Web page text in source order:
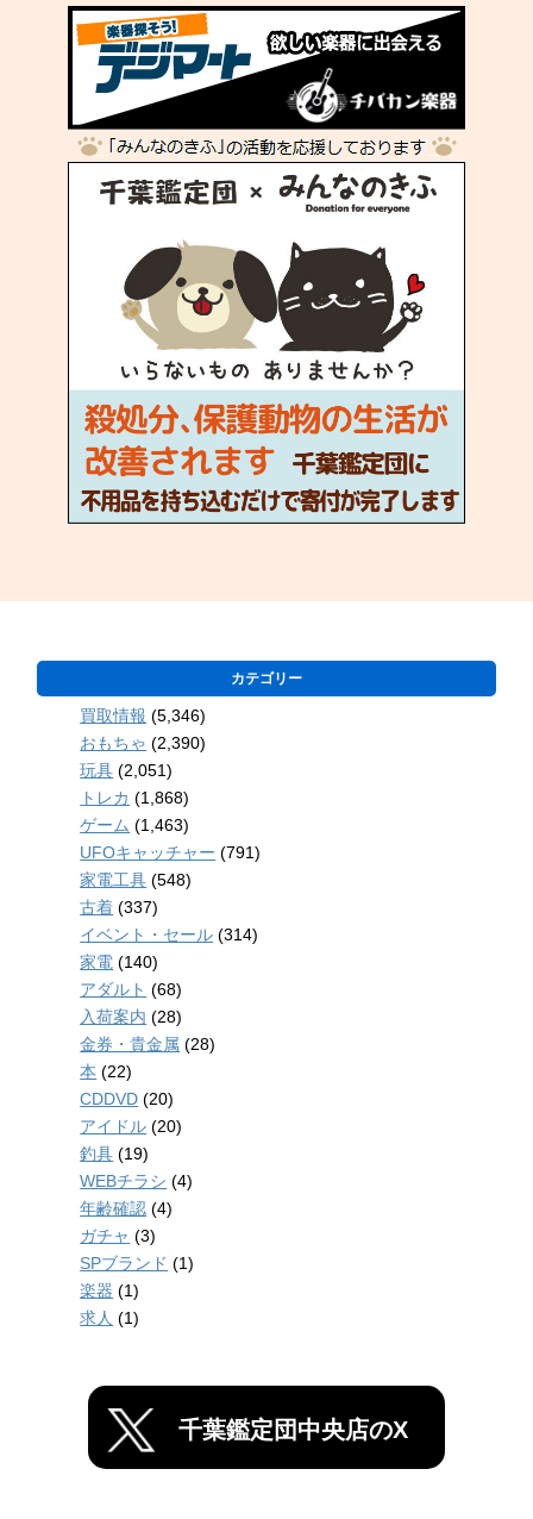
カテゴリー
買取情報 (5,346)
おもちゃ (2,390)
玩具 (2,051)
トレカ (1,868)
ゲーム (1,463)
UFOキャッチャー (791)
家電工具 (548)
古着 (337)
イベント・セール (314)
家電 (140)
アダルト (68)
入荷案内 (28)
金券・貴金属 (28)
本 (22)
CDDVD (20)
アイドル (20)
釣具 (19)
WEBチラシ (4)
年齢確認 (4)
ガチャ (3)
SPブランド (1)
楽器 (1)
求人 (1)
千葉鑑定団中央店のX